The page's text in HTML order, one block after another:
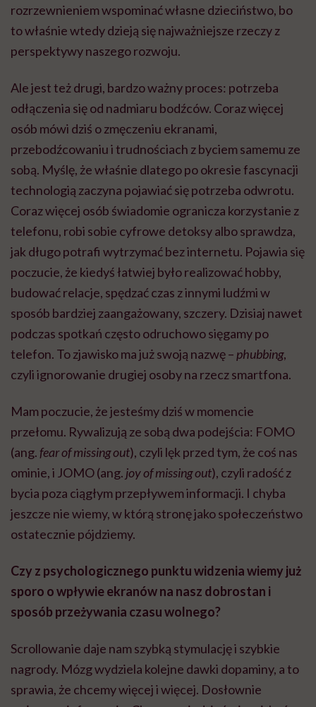
rozrzewnieniem wspominać własne dzieciństwo, bo
to właśnie wtedy dzieją się najważniejsze rzeczy z
perspektywy naszego rozwoju.
Ale jest też drugi, bardzo ważny proces: potrzeba
odłączenia się od nadmiaru bodźców. Coraz więcej
osób mówi dziś o zmęczeniu ekranami,
przebodźcowaniu i trudnościach z byciem samemu ze
sobą. Myślę, że właśnie dlatego po okresie fascynacji
technologią zaczyna pojawiać się potrzeba odwrotu.
Coraz więcej osób świadomie ogranicza korzystanie z
telefonu, robi sobie cyfrowe detoksy albo sprawdza,
jak długo potrafi wytrzymać bez internetu. Pojawia się
poczucie, że kiedyś łatwiej było realizować hobby,
budować relacje, spędzać czas z innymi ludźmi w
sposób bardziej zaangażowany, szczery. Dzisiaj nawet
podczas spotkań często odruchowo sięgamy po
telefon. To zjawisko ma już swoją nazwę – phubbing,
czyli ignorowanie drugiej osoby na rzecz smartfona.
Mam poczucie, że jesteśmy dziś w momencie
przełomu. Rywalizują ze sobą dwa podejścia: FOMO
(ang.fear of missing out), czyli lęk przed tym, że coś nas
ominie, i JOMO (ang. joy of missing out), czyli radość z
bycia poza ciągłym przepływem informacji. I chyba
jeszcze nie wiemy, w którą stronę jako społeczeństwo
ostatecznie pójdziemy.
Czy z psychologicznego punktu widzenia wiemy już
sporo o wpływie ekranów na nasz dobrostan i
sposób przeżywania czasu wolnego?
Scrollowanie daje nam szybką stymulację i szybkie
nagrody. Mózg wydziela kolejne dawki dopaminy, a to
sprawia, że chcemy więcej i więcej. Dosłownie